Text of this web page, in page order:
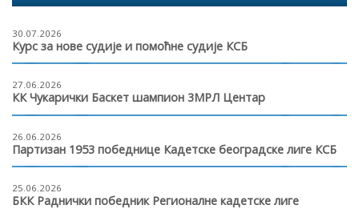
30.07.2026
Курс за нове судије и помоћне судије КСБ
27.06.2026
КК Чукарички Баскет шампион 3МРЛ Центар
26.06.2026
Партизан 1953 победнице Кадетске београдске лиге КСБ
25.06.2026
БКК Раднички победник Регионалне кадетске лиге